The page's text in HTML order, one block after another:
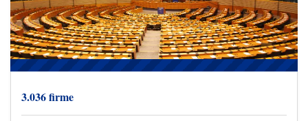
3.036 firme